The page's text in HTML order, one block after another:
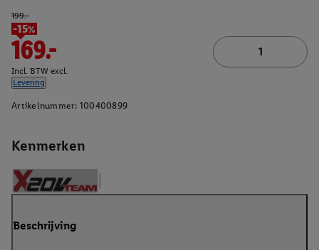
Kenmerken
199.-
-15%
169.-
Incl. BTW excl.
Levering
Artikelnummer: 100400899
Beschrijving